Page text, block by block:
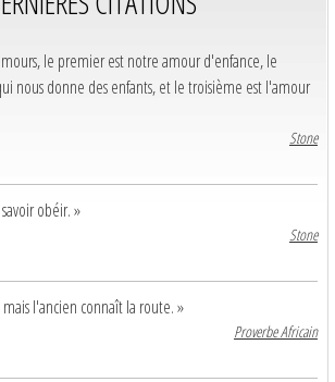
le premier est notre amour d'enfance, le
nous donne des enfants, et le troisième est l'amour
Stone
obéir. »
Stone
l'ancien connaît la route. »
Proverbe Africain